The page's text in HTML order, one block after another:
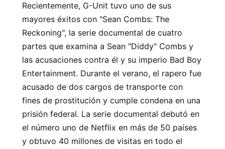
Recientemente, G-Unit tuvo uno de sus
mayores éxitos con "Sean Combs: The
Reckoning", la serie documental de cuatro
partes que examina a Sean "Diddy" Combs y
las acusaciones contra él y su imperio Bad Boy
Entertainment. Durante el verano, el rapero fue
acusado de dos cargos de transporte con
fines de prostitución y cumple condena en una
prisión federal. La serie documental debutó en
el número uno de Netflix en más de 50 países
y obtuvo 40 millones de visitas en todo el